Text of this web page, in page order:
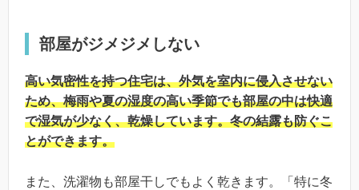
部屋がジメジメしない
高い気密性を持つ住宅は、外気を室内に侵入させない
ため、梅雨や夏の湿度の高い季節でも部屋の中は快適
で湿気が少なく、乾燥しています。冬の結露も防ぐこ
とができます。
また、洗濯物も部屋干しでもよく乾きます。「特に冬